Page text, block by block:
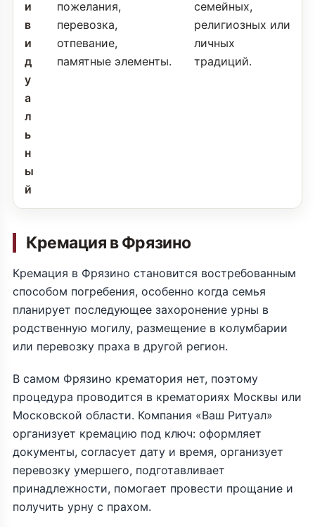
и
в
и
д
у
а
л
ь
н
ы
й
пожелания,
перевозка,
отпевание,
памятные элементы.
семейных,
религиозных или
личных
традиций.
Кремация в Фрязино
Кремация в Фрязино становится востребованным
способом погребения, особенно когда семья
планирует последующее захоронение урны в
родственную могилу, размещение в колумбарии
или перевозку праха в другой регион.
В самом Фрязино крематория нет, поэтому
процедура проводится в крематориях Москвы или
Московской области. Компания «Ваш Ритуал»
организует кремацию под ключ: оформляет
документы, согласует дату и время, организует
перевозку умершего, подготавливает
принадлежности, помогает провести прощание и
получить урну с прахом.